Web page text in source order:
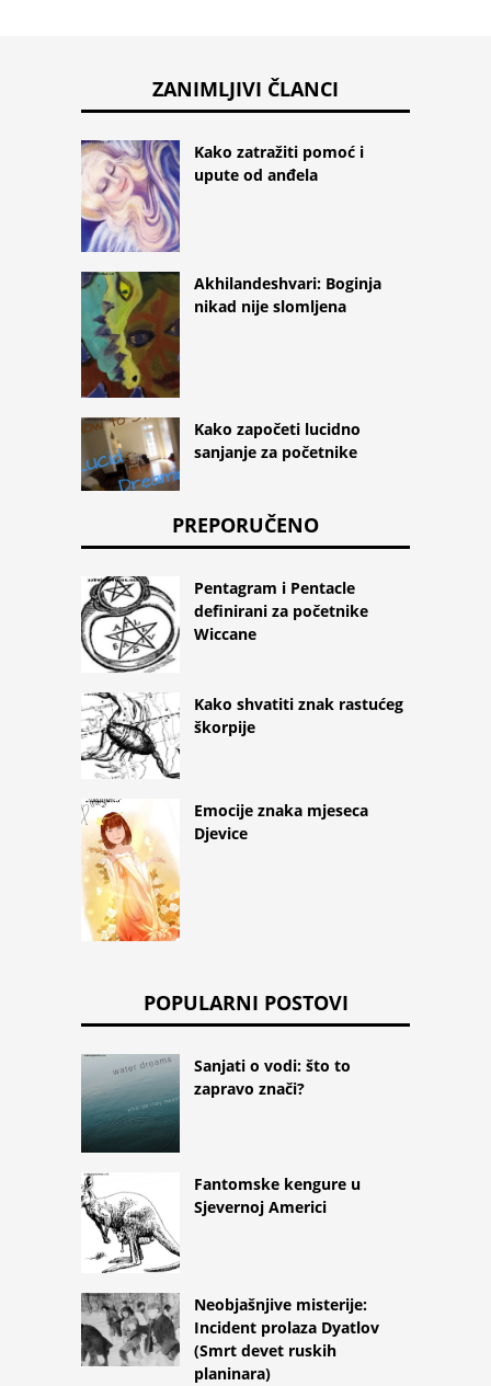
ZANIMLJIVI ČLANCI
Kako zatražiti pomoć i
upute od anđela
Akhilandeshvari: Boginja
nikad nije slomljena
Kako započeti lucidno
sanjanje za početnike
PREPORUČENO
Pentagram i Pentacle
definirani za početnike
Wiccane
Kako shvatiti znak rastućeg
škorpije
Emocije znaka mjeseca
Djevice
POPULARNI POSTOVI
Sanjati o vodi: što to
zapravo znači?
Fantomske kengure u
Sjevernoj Americi
Neobjašnjive misterije:
Incident prolaza Dyatlov
(Smrt devet ruskih
planinara)